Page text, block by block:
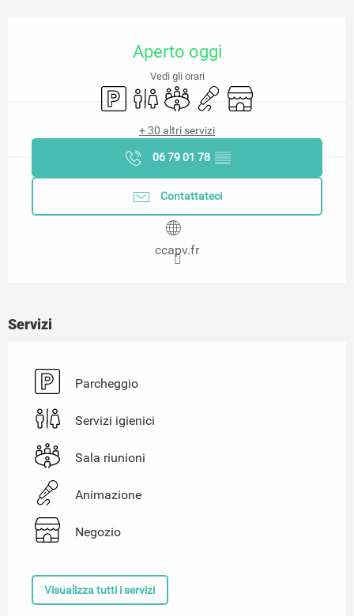
Aperto oggi
Vedi gli orari
ParcheggioServizi igienici
Sala riunioni
Animazione
Negozio
+ 30 altri servizi
06 79 01 78 ▒▒
Contattateci
ccapv.fr
Servizi
Parcheggio
Servizi igienici
Sala riunioni
Animazione
Negozio
Visualizza tutti i servizi